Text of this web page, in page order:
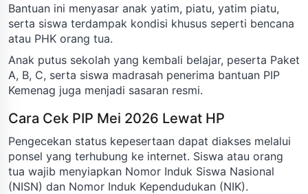
Bantuan ini menyasar anak yatim, piatu, yatim piatu,
serta siswa terdampak kondisi khusus seperti bencana
atau PHK orang tua.
Anak putus sekolah yang kembali belajar, peserta Paket
A, B, C, serta siswa madrasah penerima bantuan PIP
Kemenag juga menjadi sasaran resmi.
Cara Cek PIP Mei 2026 Lewat HP
Pengecekan status kepesertaan dapat diakses melalui
ponsel yang terhubung ke internet. Siswa atau orang
tua wajib menyiapkan Nomor Induk Siswa Nasional
(NISN) dan Nomor Induk Kependudukan (NIK).